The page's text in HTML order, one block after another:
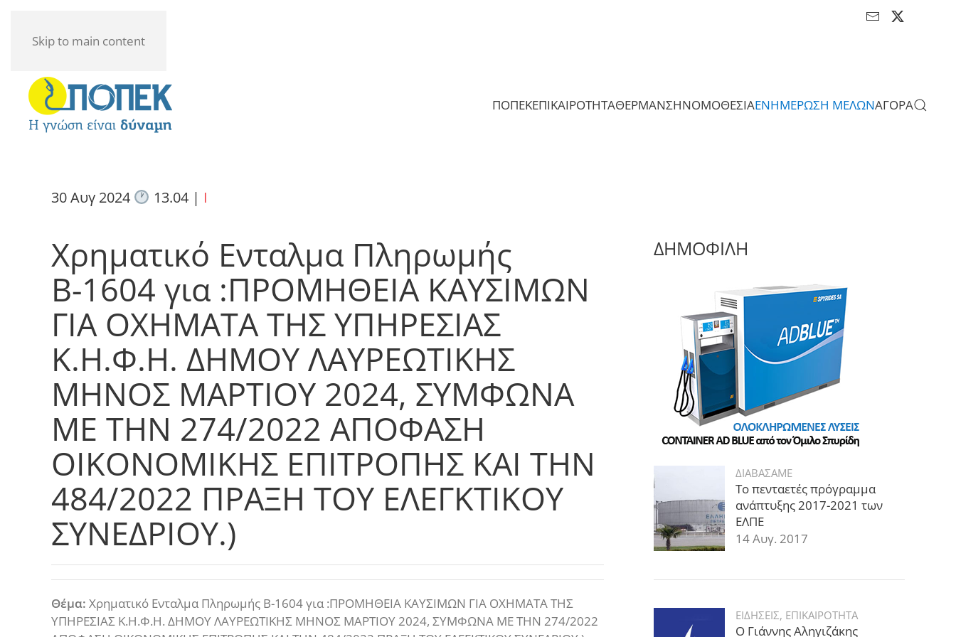
Skip to main content
ΠΟΠΕΚΕΠΙΚΑΙΡΟΤΗΤΑΘΕΡΜΑΝΣΗΝΟΜΟΘΕΣΙΑΕΝΗΜΕΡΩΣΗ ΜΕΛΩΝΑΓΟΡΑ
30 Αυγ 2024 13.04| I
Χρηματικό Ενταλμα Πληρωμής
Β-1604 για :ΠΡΟΜΗΘΕΙΑ ΚΑΥΣΙΜΩΝ
ΓΙΑ ΟΧΗΜΑΤΑ ΤΗΣ ΥΠΗΡΕΣΙΑΣ
Κ.Η.Φ.Η. ΔΗΜΟΥ ΛΑΥΡΕΩΤΙΚΗΣ
ΜΗΝΟΣ ΜΑΡΤΙΟΥ 2024, ΣΥΜΦΩΝΑ
ΜΕ ΤΗΝ 274/2022 ΑΠΟΦΑΣΗ
ΟΙΚΟΝΟΜΙΚΗΣ ΕΠΙΤΡΟΠΗΣ ΚΑΙ ΤΗΝ
484/2022 ΠΡΑΞΗ ΤΟΥ ΕΛΕΓΚΤΙΚΟΥ
ΣΥΝΕΔΡΙΟΥ.)
Θέμα: Χρηματικό Ενταλμα Πληρωμής Β-1604 για :ΠΡΟΜΗΘΕΙΑ ΚΑΥΣΙΜΩΝ ΓΙΑ ΟΧΗΜΑΤΑ ΤΗΣ
ΥΠΗΡΕΣΙΑΣ Κ.Η.Φ.Η. ΔΗΜΟΥ ΛΑΥΡΕΩΤΙΚΗΣ ΜΗΝΟΣ ΜΑΡΤΙΟΥ 2024, ΣΥΜΦΩΝΑ ΜΕ ΤΗΝ 274/2022
ΔΗΜΟΦΙΛΗ
ΔΙΑΒΑΣΑΜΕ
Το πενταετές πρόγραμμα
ανάπτυξης 2017-2021 των
ΕΛΠΕ
14 Αυγ. 2017
ΕΙΔΗΣΕΙΣ, ΕΠΙΚΑΙΡΟΤΗΤΑ
Ο Γιάννης Αληγιζάκης